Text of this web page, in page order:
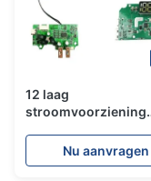
12 laag
stroomvoorziening
PCBA Assembly
Turn OEM
Nu aanvragen